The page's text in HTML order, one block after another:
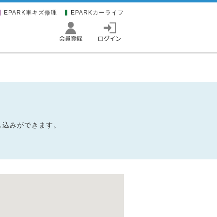
EPARK車キズ修理 EPARKカーライフ
みができます。